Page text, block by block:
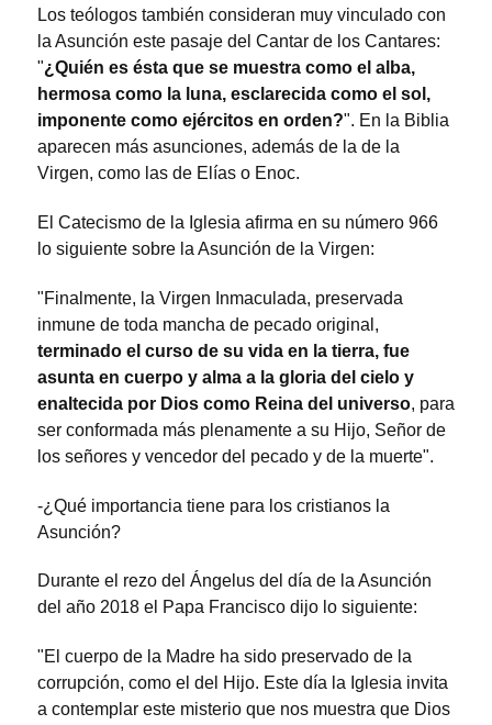
Los teólogos también consideran muy vinculado con
la Asunción este pasaje del Cantar de los Cantares:
"¿Quién es ésta que se muestra como el alba,
hermosa como la luna, esclarecida como el sol,
imponente como ejércitos en orden?". En la Biblia
aparecen más asunciones, además de la de la
Virgen, como las de Elías o Enoc.
El Catecismo de la Iglesia afirma en su número 966
lo siguiente sobre la Asunción de la Virgen:
"Finalmente, la Virgen Inmaculada, preservada
inmune de toda mancha de pecado original,
terminado el curso de su vida en la tierra, fue
asunta en cuerpo y alma a la gloria del cielo y
enaltecida por Dios como Reina del universo, para
ser conformada más plenamente a su Hijo, Señor de
los señores y vencedor del pecado y de la muerte".
-¿Qué importancia tiene para los cristianos la
Asunción?
Durante el rezo del Ángelus del día de la Asunción
del año 2018 el Papa Francisco dijo lo siguiente:
"El cuerpo de la Madre ha sido preservado de la
corrupción, como el del Hijo. Este día la Iglesia invita
a contemplar este misterio que nos muestra que Dios